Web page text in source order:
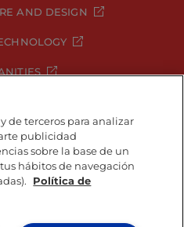
AND DESIGN
de Privacidad
Política de seguridad
Canal Compliance
de terceros para analizar
publicidad
sobre la base de un
hábitos de navegación
Política de